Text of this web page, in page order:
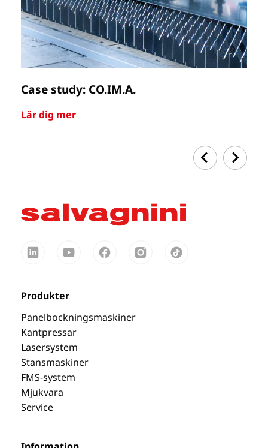
Case study: CO.IM.A.
Lär dig mer
Produkter
Panelbockningsmaskiner
Kantpressar
Lasersystem
Stansmaskiner
FMS-system
Mjukvara
Service